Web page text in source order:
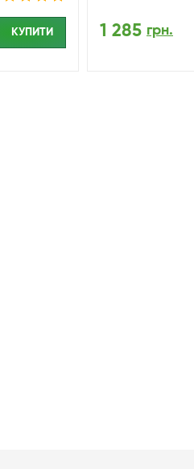
КУПИТИ 1 285 грн.